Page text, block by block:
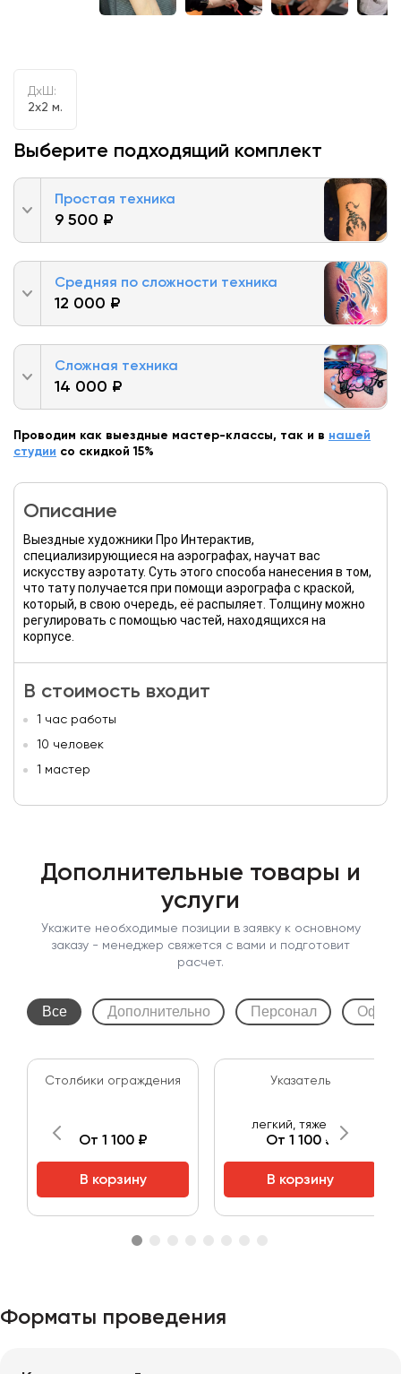
ДxШ:
2x2 м.
Выберите подходящий комплект
Простая техника
9 500 ₽
Средняя по сложности техника
12 000 ₽
Сложная техника
14 000 ₽
Проводим как выездные мастер-классы, так и в нашей
студии со скидкой 15%
Описание
Выездные художники Про Интерактив,
специализирующиеся на аэрографах, научат вас
искусству аэротату. Суть этого способа нанесения в том,
что тату получается при помощи аэрографа с краской,
который, в свою очередь, её распыляет. Толщину можно
регулировать с помощью частей, находящихся на
корпусе.
В стоимость входит
1 час работы
10 человек
1 мастер
Дополнительные товары и
услуги
Укажите необходимые позиции в заявку к основному
заказу - менеджер свяжется с вами и подготовит
расчет.
Все Дополнительно Персонал
Столбики ограждения
От 1 100 ₽
В корзину
Указатель
легкий, тяжелый
От 1 100 ₽
В корзину
Форматы проведения